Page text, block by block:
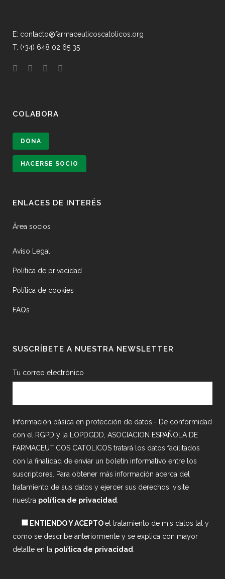
E: contacto@farmaceuticoscatolicos.org
T: (+34) 648 02 65 35
COLABORA
DONA
HACERSE SOCIO
ENLACES DE INTERÉS
Área socios
Aviso Legal
Política de privacidad
Política de cookies
FAQs
SUSCRÍBETE A NUESTRA NEWSLETTER
Tu correo electrónico
Información básica en protección de datos.- De conformidad
con el RGPD y la LOPDGDD, ASOCIACION ESPAÑOLA DE
FARMACEUTICOS CATOLICOS tratará los datos facilitados
con la finalidad de enviar un boletín informativo entre los
suscriptores. Para obtener más información acerca del
tratamiento de sus datos y ejercer sus derechos, visite
nuestra política de privacidad
ENTIENDO Y ACEPTOel tratamiento de mis datos tal y
como se describe anteriormente y se explica con mayor
detalle en la política de privacidad